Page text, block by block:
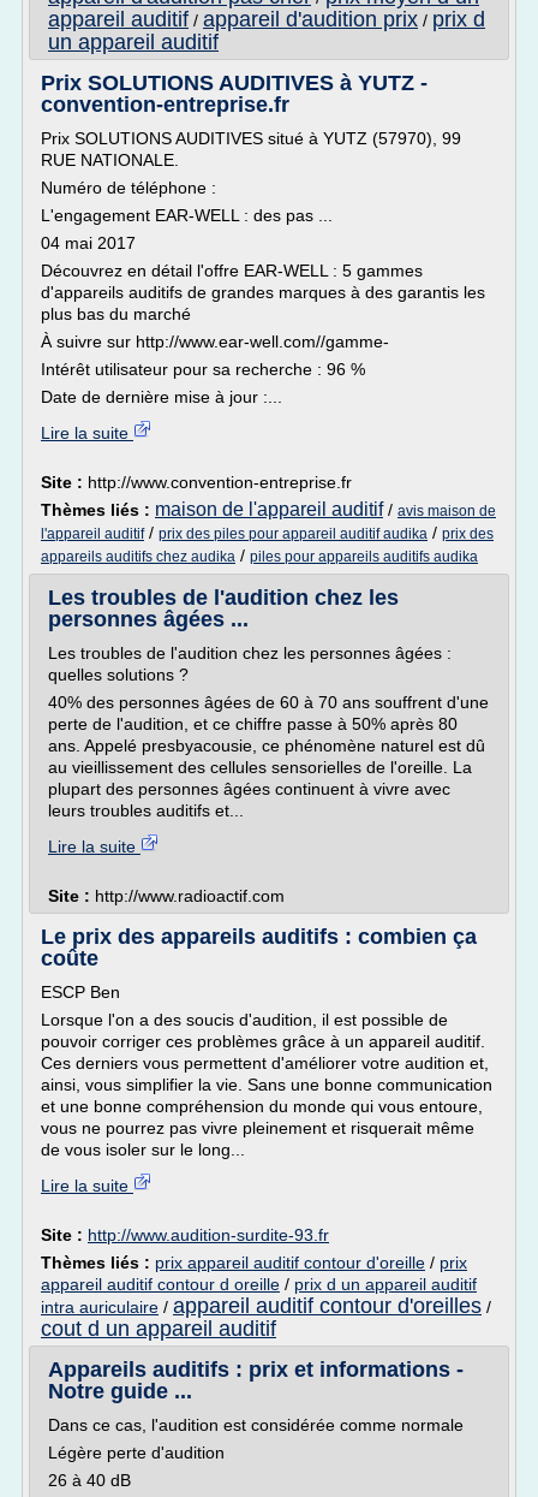
appareil auditif / appareil d'audition prix / prix d
un appareil auditif
Prix SOLUTIONS AUDITIVES à YUTZ -
convention-entreprise.fr
Prix SOLUTIONS AUDITIVES situé à YUTZ (57970), 99
RUE NATIONALE.
Numéro de téléphone :
L'engagement EAR-WELL : des pas ...
04 mai 2017
Découvrez en détail l'offre EAR-WELL : 5 gammes
d'appareils auditifs de grandes marques à des garantis les
plus bas du marché
À suivre sur http://www.ear-well.com//gamme-
Intérêt utilisateur pour sa recherche : 96 %
Date de dernière mise à jour :...
Lire la suite
Site : http://www.convention-entreprise.fr
Thèmes liés : maison de l'appareil auditif/ avis maison de
l'appareil auditif/ prix des piles pour appareil auditif audika / prix des
appareils auditifs chez audika / piles pour appareils auditifs audika
Les troubles de l'audition chez les
personnes âgées ...
Les troubles de l'audition chez les personnes âgées :
quelles solutions ?
40% des personnes âgées de 60 à 70 ans souffrent d'une
perte de l'audition, et ce chiffre passe à 50% après 80
ans. Appelé presbyacousie, ce phénomène naturel est dû
au vieillissement des cellules sensorielles de l'oreille. La
plupart des personnes âgées continuent à vivre avec
leurs troubles auditifs et...
Lire la suite
Site : http://www.radioactif.com
Le prix des appareils auditifs : combien ça
coûte
ESCP Ben
Lorsque l'on a des soucis d'audition, il est possible de
pouvoir corriger ces problèmes grâce à un appareil auditif.
Ces derniers vous permettent d'améliorer votre audition et,
ainsi, vous simplifier la vie. Sans une bonne communication
et une bonne compréhension du monde qui vous entoure,
vous ne pourrez pas vivre pleinement et risquerait même
de vous isoler sur le long...
Lire la suite
Site : http://www.audition-surdite-93.fr
Thèmes liés : prix appareil auditif contour d'oreille / prix
appareil auditif contour d oreille / prix d un appareil auditif
intra auriculaire / appareil auditif contour d'oreilles /
cout d un appareil auditif
Appareils auditifs : prix et informations -
Notre guide ...
Dans ce cas, l'audition est considérée comme normale
Légère perte d'audition
26 à 40 dB